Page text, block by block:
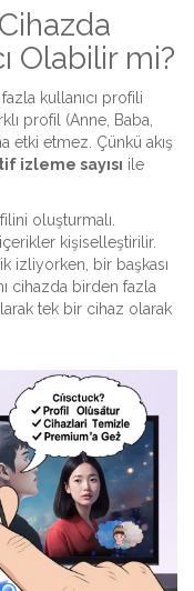
Olabilir mi?
kullanıcı profili
profil (Anne, Baba,
etki etmez. Çünkü akış
izleme sayısı ile
oluşturmalı.
kişiselleştirilir.
izliyorken, bir başkası
cihazda birden fazla
tek bir cihaz olarak